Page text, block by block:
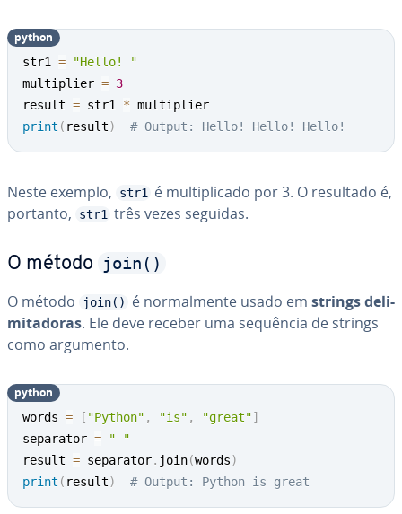
str1 =
"Hello! "
multiplier = 3
result = str1 *
print ( result) # Output: Hello! Hello! Hello!
python
Neste exemplo, str1
é mul­ti­pli­cado por 3. O resultado é,
portanto,
str1 três vezes seguidas.
O método join()
O método join() é nor­mal­mente usado em strings de­li­
mi­ta­do­ras. Ele deve receber uma sequência de strings
como argumento.
words = [ "Python" , "is" , "great"]
separator =
" "
result = separator. join(words)
print ( result) # Output: Python is great
python